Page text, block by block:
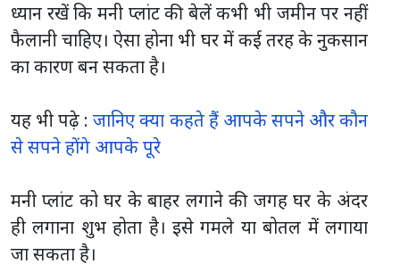
ध्यान रखें कि मनी प्लांट की बेलें कभी भी जमीन पर नहीं
फैलानी चाहिए। ऐसा होना भी घर में कई तरह के नुकसान
का कारण बन सकता है।
यह भी पढ़े :जानिए क्या कहते हैं आपके सपने और कौन
से सपने होंगे आपके पूरे
मनी प्लांट को घर के बाहर लगाने की जगह घर के अंदर
ही लगाना शुभ होता है। इसे गमले या बोतल में लगाया
जा सकता है।